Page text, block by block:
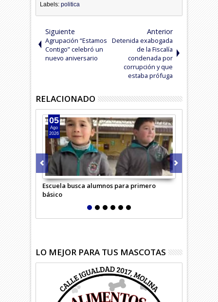
Labels:politica
Siguiente
Agrupación “Estamos
Contigo” celebró un
nuevo aniversario
Anterior
Detenida exabogada
de la Fiscalía
condenada por
corrupción y que
estaba prófuga
RELACIONADO
Escuela busca alumnos para primero
básico
05
Ago
2026
LO MEJOR PARA TUS MASCOTAS